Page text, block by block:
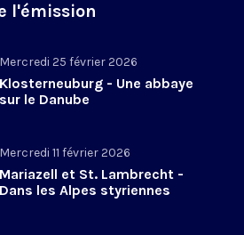
l'émission
Mercredi 25 février 2026
Klosterneuburg - Une abbaye
sur le Danube
Mercredi 11 février 2026
Mariazell et St. Lambrecht -
Dans les Alpes styriennes